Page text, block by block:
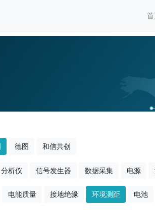
德图 和信共创
分析仪 信号发生器 数据采集 电源
电能质量 接地绝缘 环境测距 电池